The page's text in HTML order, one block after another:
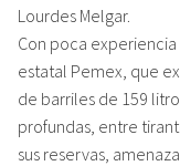
Lourdes Melgar.
Con poca
estatal Pemex, que
de barriles de 159
profundas, entre
sus reservas,